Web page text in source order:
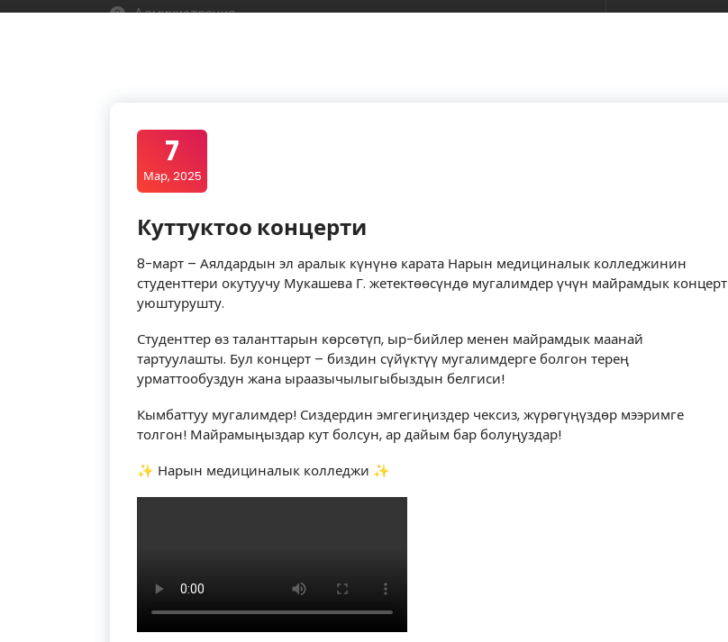
7
Мар, 2025
Куттуктоо концерти
8-март – Аялдардын эл аралык күнүнө карата Нарын медициналык колледжинин
студенттери окутуучу Мукашева Г. жетектөөсүндө мугалимдер үчүн майрамдык концерт
уюштурушту.
Студенттер өз таланттарын көрсөтүп, ыр-бийлер менен майрамдык маанай
тартуулашты. Бул концерт – биздин сүйүктүү мугалимдерге болгон терең
урматтообуздун жана ыраазычылыгыбыздын белгиси!
Кымбаттуу мугалимдер! Сиздердин эмгегиңиздер чексиз, жүрөгүңүздөр мээримге
толгон! Майрамыңыздар кут болсун, ар дайым бар болуңуздар!
✨ Нарын медициналык колледжи ✨
Администрация
2-клиникалык кошуун
Жалпы клиникалык кошуун
Фармация кошууну
Лабораториялык диагностика кошууну
Жалпы билим берүү кошууну
Бөлүмдөр
Билим берүүнүн сапатын камсыздоо бөлүмү
Кадр бөлүмү
Профсоюз уюму
Документтер